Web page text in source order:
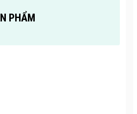
PHẨM